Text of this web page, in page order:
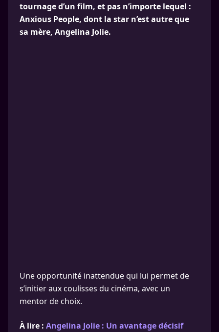
tournage d’un film, et pas n’importe lequel :
Anxious People, dont la star n’est autre que
sa mère, Angelina Jolie.
Une opportunité inattendue qui lui permet de
s’initier aux coulisses du cinéma, avec un
mentor de choix.
À lire : Angelina Jolie : Un avantage décisif